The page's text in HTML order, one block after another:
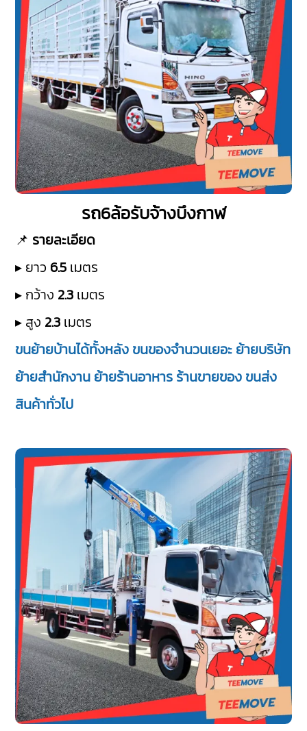
รถ6ล้อรับจ้างบึงกาฬ
📌 รายละเอียด
▸ ยาว 6.5 เมตร
▸ กว้าง 2.3 เมตร
▸ สูง 2.3 เมตร
ขนย้ายบ้านได้ทั้งหลัง ขนของจำนวนเยอะ ย้ายบริษัท
ย้ายสำนักงาน ย้ายร้านอาหาร ร้านขายของ ขนส่ง
สินค้าทั่วไป